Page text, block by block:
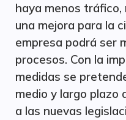
haya menos
una mejora para la
empresa podrá ser
procesos. Con la
medidas se
medio y largo plazo
a las nuevas